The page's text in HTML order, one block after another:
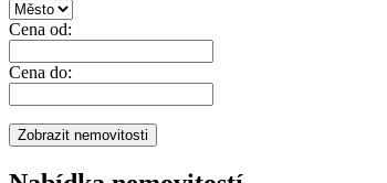
Cena od:
Cena do: